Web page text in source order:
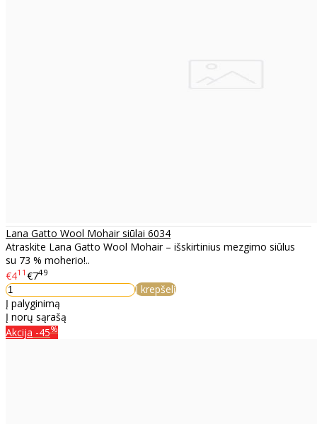
Lana Gatto Wool Mohair siūlai 6034
Atraskite Lana Gatto Wool Mohair – išskirtinius mezgimo siūlus
su 73 % moherio!..
€411 €749
Į krepšelį
Į palyginimą
Į norų sąrašą
Akcija -45%